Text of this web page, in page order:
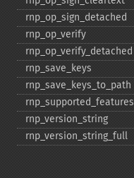
rnp_​op_​sign_​detached
rnp_​op_​verify
rnp_​op_​verify_​detached
rnp_​save_​keys
rnp_​save_​keys_​to_​path
rnp_​supported_​features
rnp_​version_​string
rnp_​version_​string_​full